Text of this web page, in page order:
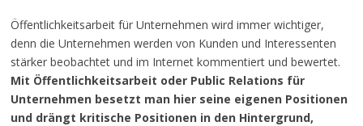
Öffentlichkeitsarbeit für Unternehmen wird immer wichtiger,
denn die Unternehmen werden von Kunden und Interessenten
stärker beobachtet und im Internet kommentiert und bewertet.
Mit Öffentlichkeitsarbeit oder Public Relations für
Unternehmen besetzt man hier seine eigenen Positionen
und drängt kritische Positionen in den Hintergrund,